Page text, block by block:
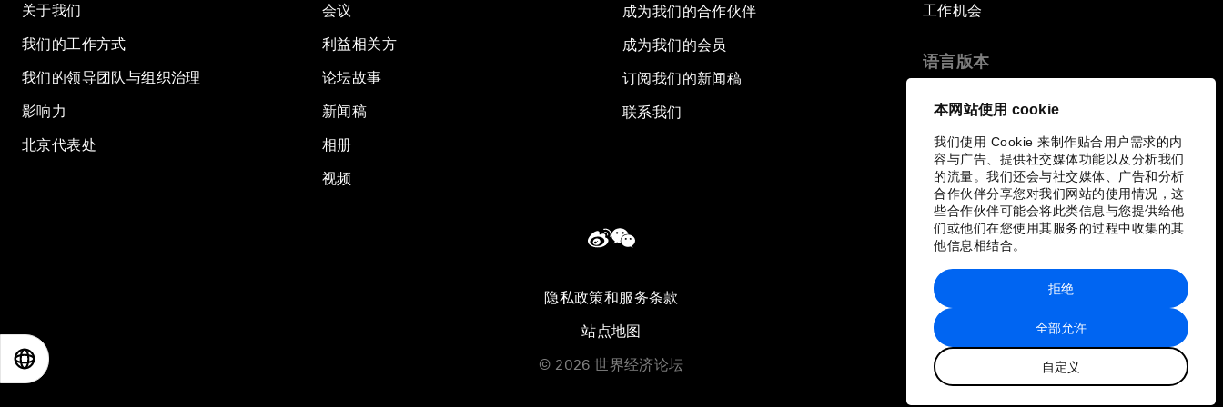
本网站使用 cookie
我们使用 Cookie 来制作贴合用户需求的内
容与广告、提供社交媒体功能以及分析我们
的流量。我们还会与社交媒体、广告和分析
合作伙伴分享您对我们网站的使用情况，这
些合作伙伴可能会将此类信息与您提供给他
们或他们在您使用其服务的过程中收集的其
他信息相结合。
全部允许
自定义
拒绝
关于我们
我们的工作方式
我们的领导团队与组织治理
影响力
北京代表处
会议
利益相关方
论坛故事
新闻稿
相册
视频
成为我们的合作伙伴
成为我们的会员
订阅我们的新闻稿
联系我们
工作机会
语言版本
隐私政策和服务条款
站点地图
© 2026 世界经济论坛